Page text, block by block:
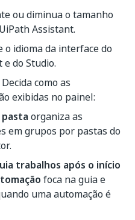
ou diminua o tamanho
Assistant.
idioma da interface do
do Studio.
como as
exibidas no painel:
organiza as
em grupos por pastas do
trabalhos após o início
foca na guia e
uma automação é